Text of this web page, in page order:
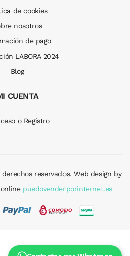
de cookies
nosotros
de pago
LABORA 2024
Blog
CUENTA
o Registro
reservados. Web design by
puedovenderporinternet.es